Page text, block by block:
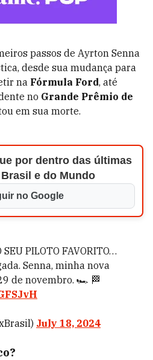
passos de Ayrton Senna
desde sua mudança para
na Fórmula Ford, até
no Grande Prêmio de
em sua morte.
por dentro das últimas
e do Mundo
no Google
SEU PILOTO FAVORITO…
Senna, minha nova
de novembro. 🏎️ 🏁
July 18, 2024